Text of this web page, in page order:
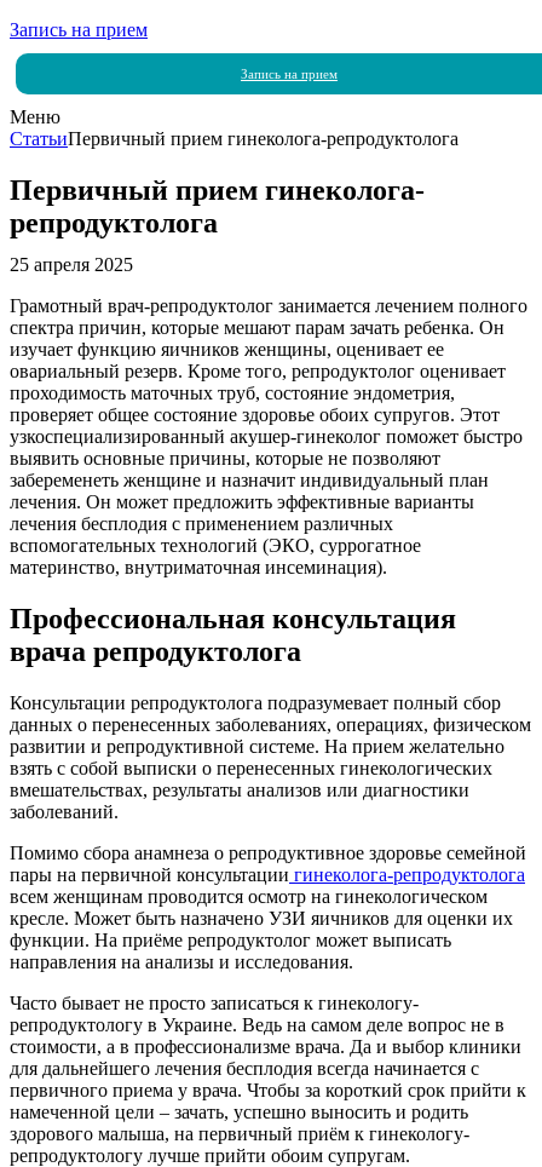
Запись на прием
Запись на прием
Меню
СтатьиПервичный прием гинеколога-репродуктолога
Первичный прием гинеколога-
репродуктолога
25 апреля 2025
Грамотный врач-репродуктолог занимается лечением полного
спектра причин, которые мешают парам зачать ребенка. Он
изучает функцию яичников женщины, оценивает ее
овариальный резерв. Кроме того, репродуктолог оценивает
проходимость маточных труб, состояние эндометрия,
проверяет общее состояние здоровье обоих супругов. Этот
узкоспециализированный акушер-гинеколог поможет быстро
выявить основные причины, которые не позволяют
забеременеть женщине и назначит индивидуальный план
лечения. Он может предложить эффективные варианты
лечения бесплодия с применением различных
вспомогательных технологий (ЭКО, суррогатное
материнство, внутриматочная инсеминация).
Профессиональная консультация
врача репродуктолога
Консультации репродуктолога подразумевает полный сбор
данных о перенесенных заболеваниях, операциях, физическом
развитии и репродуктивной системе. На прием желательно
взять с собой выписки о перенесенных гинекологических
вмешательствах, результаты анализов или диагностики
заболеваний.
Помимо сбора анамнеза о репродуктивное здоровье семейной
пары на первичной консультации гинеколога-репродуктолога
всем женщинам проводится осмотр на гинекологическом
кресле. Может быть назначено УЗИ яичников для оценки их
функции. На приёме репродуктолог может выписать
направления на анализы и исследования.
Часто бывает не просто записаться к гинекологу-
репродуктологу в Украине. Ведь на самом деле вопрос не в
стоимости, а в профессионализме врача. Да и выбор клиники
для дальнейшего лечения бесплодия всегда начинается с
первичного приема у врача. Чтобы за короткий срок прийти к
намеченной цели – зачать, успешно выносить и родить
здорового малыша, на первичный приём к гинекологу-
репродуктологу лучше прийти обоим супругам.